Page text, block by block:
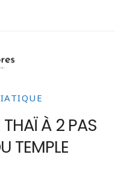
À 2 PAS
TEMPLE